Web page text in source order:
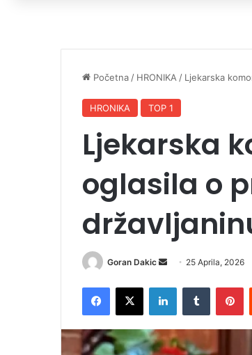
Početna/ HRONIKA/ Ljekarska
HRONIKA TOP 1
Ljekarska
oglasila o
Goran Dakic
a
n
25 Aprila, 2026